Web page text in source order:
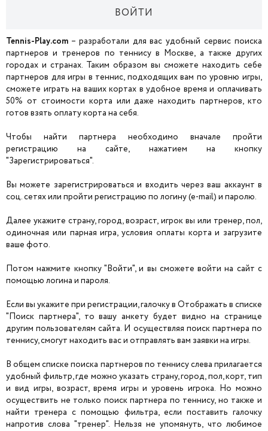
ВОЙТИ
Tennis-Play.com – разработали для вас удобный сервис поиска
партнеров и тренеров по теннису в Москве, а также других
городах и странах. Таким образом вы сможете находить себе
партнеров для игры в теннис, подходящих вам по уровню игры,
сможете играть на ваших кортах в удобное время и оплачивать
50% от стоимости корта или даже находить партнеров, кто
готов взять оплату корта на себя.
Чтобы найти партнера необходимо вначале пройти
регистрацию на сайте, нажатием на кнопку
"Зарегистрироваться".
Вы можете зарегистрироваться и входить через ваш аккаунт в
соц. сетях или пройти регистрацию по логину (e-mail) и паролю.
Далее укажите страну, город, возраст, игрок вы или тренер, пол,
одиночная или парная игра, условия оплаты корта и загрузите
ваше фото.
Потом нажмите кнопку "Войти", и вы сможете войти на сайт с
помощью логина и пароля.
Если вы укажите при регистрации, галочку в Отображать в списке
"Поиск партнера", то вашу анкету будет видно на странице
другим пользователям сайта. И осуществляя поиск партнера по
теннису, смогут находить вас и отправлять вам заявки на игры.
В общем списке поиска партнеров по теннису слева прилагается
удобный фильтр, где можно указать страну, город, пол, корт, тип
и вид игры, возраст, время игры и уровень игрока. Но можно
осуществить не только поиск партнера по теннису, но также и
найти тренера с помощью фильтра, если поставить галочку
напротив слова "тренер". Нельзя не упомянуть, что любимое